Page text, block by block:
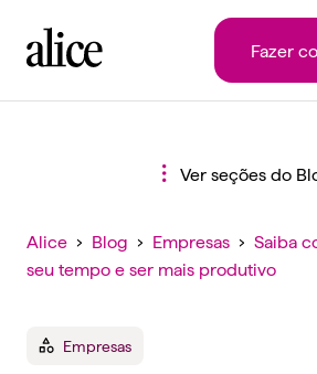
Fazer
Ver seções do
Alice › Blog › Empresas › Saiba
seu tempo e ser mais produtivo
Empresas